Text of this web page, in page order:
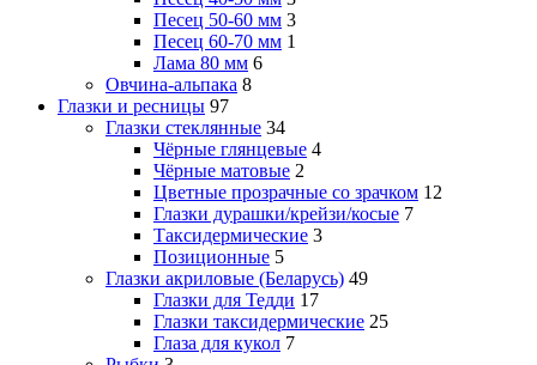
Песец 50-60 мм 3
Песец 60-70 мм 1
Лама 80 мм 6
Овчина-альпака 8
Глазки и ресницы 97
Глазки стеклянные 34
Чёрные глянцевые 4
Чёрные матовые 2
Цветные прозрачные со зрачком 12
Глазки дурашки/крейзи/косые 7
Таксидермические 3
Позиционные 5
Глазки акриловые (Беларусь) 49
Глазки для Тедди 17
Глазки таксидермические 25
Глаза для кукол 7